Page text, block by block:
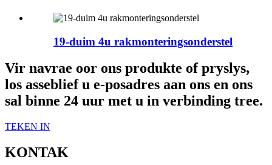
19-duim 4u rakmonteringsonderstel
Vir navrae oor ons produkte of pryslys,
los asseblief u e-posadres aan ons en ons
sal binne 24 uur met u in verbinding tree.
TEKEN IN
KONTAK